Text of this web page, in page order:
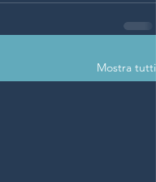
Mostra tutti